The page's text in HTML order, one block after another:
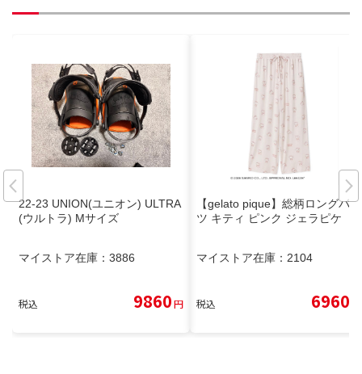
22-23 UNION(ユニオン) ULTRA
(ウルトラ) Mサイズ
マイストア在庫： 3886
税込 9860円
【gelato pique】総柄ロングパン
ツ キティ ピンク ジェラピケ
マイストア在庫： 2104
税込 6960